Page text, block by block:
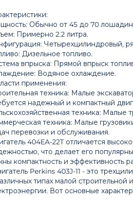
Обычно от 45 до 70
Примерно 2.2 литра.
Четырехцилиндровый,
Дизельное топливо.
впрыска: Прямой впрыск
Водяное охлаждение.
применения:
техника: Малые
надежный и компактный
техника: Малые
техника: Малые
перевозки и обслуживания.
404EA-22T отличается
что делает его
компактность и эффективность
Perkins 403J-11 - это
типах малой строительной
Вот основные